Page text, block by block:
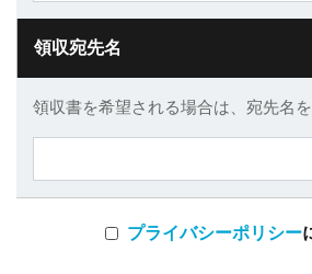
領収宛先名
領収書を希望される場合は、宛先名を
プライバシーポリシー